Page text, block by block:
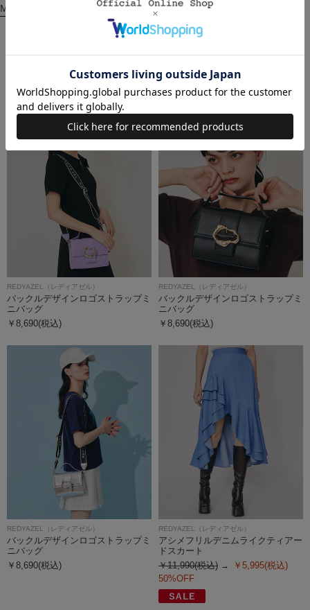
MORE
関連商品
REDYAZEL（レディアゼル）
バックルデザインロゴストラップミ
ニバッグ
￥8,690(税込)
REDYAZEL（レディアゼル）
バックルデザインロゴストラップミ
ニバッグ
￥8,690(税込)
REDYAZEL（レディアゼル）
バックルデザインロゴストラップミ
ニバッグ
￥8,690(税込)
REDYAZEL（レディアゼル）
アシメフリルデニムライクティアー
ドスカート
￥11,990(税込)
￥5,995(税込)
50%OFF